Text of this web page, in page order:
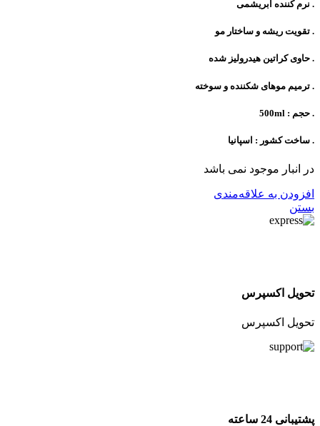
. نرم کننده ابریشمی
. تقویت ریشه و ساختار مو
. حاوی کراتین هیدرولیز شده
. ترمیم موهای شکننده و سوخته
. حجم : 500ml
. ساخت کشور : اسپانیا
در انبار موجود نمی باشد
افزودن به علاقه‌مندی
بستن
تحویل اکسپرس
تحویل اکسپرس
پشتیبانی 24 ساعته